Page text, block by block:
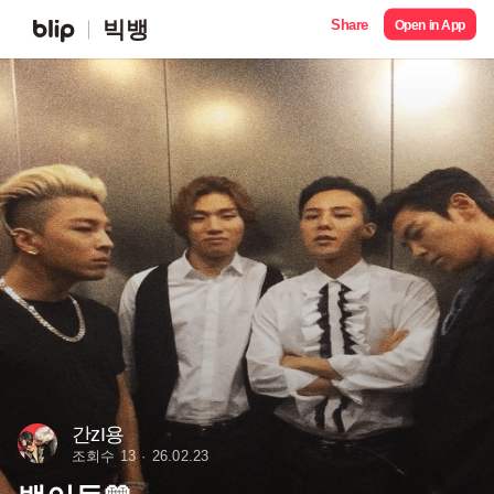
빅뱅 Share Open in App
간zI용
조회수 13 26.02.23